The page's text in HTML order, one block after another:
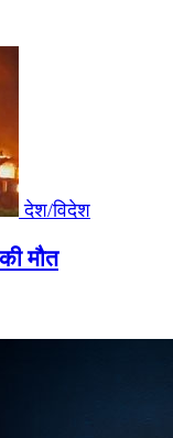
देश/विदेश
मौत